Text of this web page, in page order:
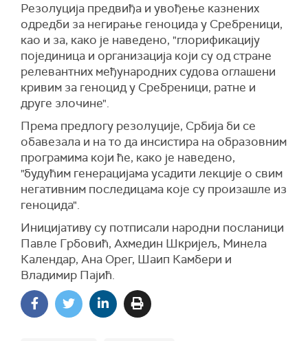
Резолуција предвиђа и увођење казнених
одредби за негирање геноцида у Сребреници,
као и за, како је наведено, "глорификацију
појединица и организација који су од стране
релевантних међународних судова оглашени
кривим за геноцид у Сребреници, ратне и
друге злочине".
Према предлогу резолуције, Србија би се
обавезала и на то да инсистира на образовним
програмима који ће, како је наведено,
"будућим генерацијама усадити лекције о свим
негативним последицама које су произашле из
геноцида".
Иницијативу су потписали народни посланици
Павле Грбовић, Ахмедин Шкријељ, Минела
Календар, Ана Орег, Шаип Камбери и
Владимир Пајић.